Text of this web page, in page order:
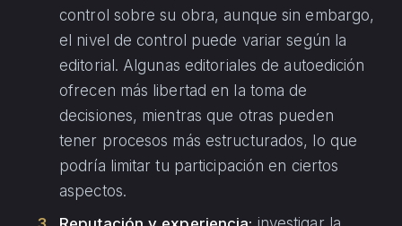
control sobre su obra, aunque sin embargo,
el nivel de control puede variar según la
editorial. Algunas editoriales de autoedición
ofrecen más libertad en la toma de
decisiones, mientras que otras pueden
tener procesos más estructurados, lo que
podría limitar tu participación en ciertos
aspectos.